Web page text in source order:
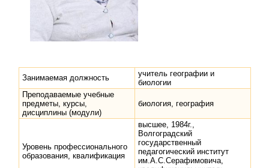
Занимаемая должность
учитель географии и
биологии
Преподаваемые учебные
предметы, курсы,
дисциплины (модули)
биология, география
Уровень профессионального
образования, квалификация
высшее, 1984г.,
Волгоградский
государственный
педагогический институт
им.А.С.Серафимовича,